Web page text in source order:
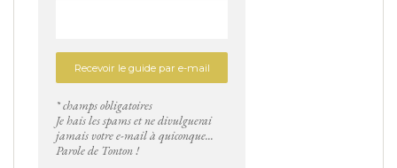
* champs obligatoires
Je hais les spams et ne divulguerai
jamais votre e-mail à quiconque...
Parole de Tonton !